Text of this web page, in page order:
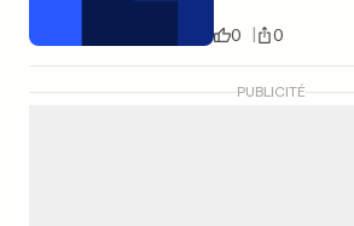
0 0
PUBLICITÉ